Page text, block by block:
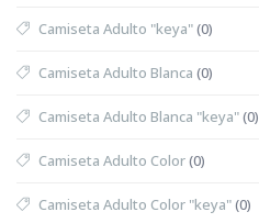
Camiseta Adulto "keya"(0)
Camiseta Adulto Blanca (0)
Camiseta Adulto Blanca "keya"(0)
Camiseta Adulto Color(0)
Camiseta Adulto Color "keya"(0)